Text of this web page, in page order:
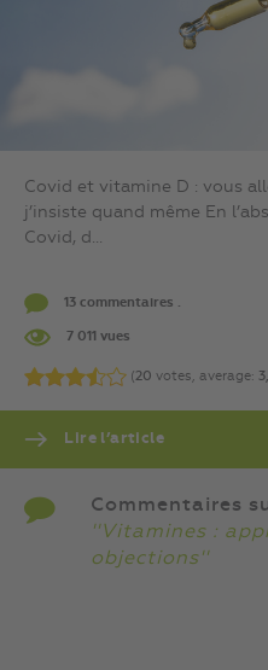
Covid et vitamine D : vous
j’insiste quand même En
Covid, d...
13 commentaires .
7 011 vues
(20 votes, average:
Lire l’article
Commentaires
''Vitamines :
objections''